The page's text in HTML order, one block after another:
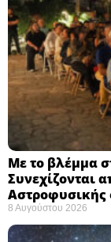
Με το βλέμμα
Συνεχίζονται
Αστροφυσικής
8 Αυγούστου 2026